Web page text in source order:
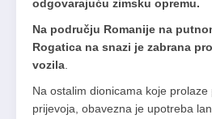
odgovarajuću zimsku opremu.
Na području Romanije na
Rogatica na snazi je zabrana
vozila
Na ostalim dionicama koje prolaze
prijevoja, obavezna je upotreba